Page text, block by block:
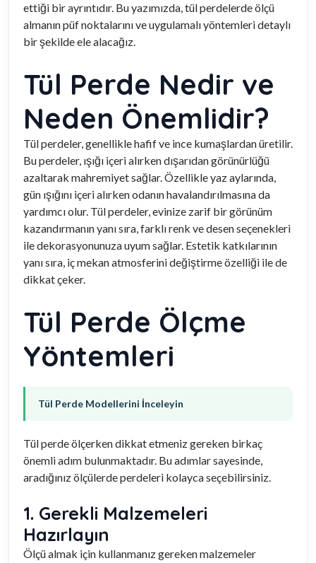
ettiği bir ayrıntıdır. Bu yazımızda, tül perdelerde ölçü
almanın püf noktalarını ve uygulamalı yöntemleri detaylı
bir şekilde ele alacağız.
Tül Perde Nedir ve
Neden Önemlidir?
Tül perdeler, genellikle hafif ve ince kumaşlardan üretilir.
Bu perdeler, ışığı içeri alırken dışarıdan görünürlüğü
azaltarak mahremiyet sağlar. Özellikle yaz aylarında,
gün ışığını içeri alırken odanın havalandırılmasına da
yardımcı olur. Tül perdeler, evinize zarif bir görünüm
kazandırmanın yanı sıra, farklı renk ve desen seçenekleri
ile dekorasyonunuza uyum sağlar. Estetik katkılarının
yanı sıra, iç mekan atmosferini değiştirme özelliği ile de
dikkat çeker.
Tül Perde Ölçme
Yöntemleri
Tül Perde Modellerini İnceleyin
Tül perde ölçerken dikkat etmeniz gereken birkaç
önemli adım bulunmaktadır. Bu adımlar sayesinde,
aradığınız ölçülerde perdeleri kolayca seçebilirsiniz.
1. Gerekli Malzemeleri
Hazırlayın
Ölçü almak için kullanmanız gereken malzemeler